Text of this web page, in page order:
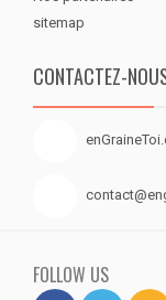
sitemap
CONTACTEZ-
FOLLOW US